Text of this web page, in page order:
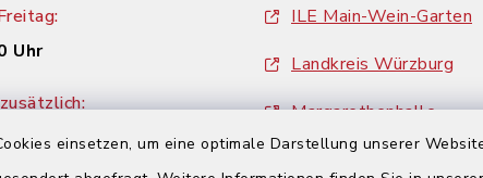
einsetzen, um eine optimale Darstellung unserer
Uhr
Uhr
ILE Main-Wein-Garten
Landkreis Würzburg
Margarethenhalle
ZweiUferLand Tourismus